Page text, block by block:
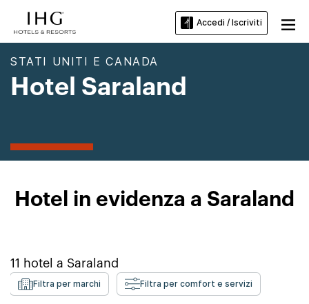
Accedi / Iscriviti
STATI UNITI E CANADA
Hotel Saraland
Hotel in evidenza a Saraland
11 hotel a Saraland
Filtra per marchi Filtra per comfort e servizi